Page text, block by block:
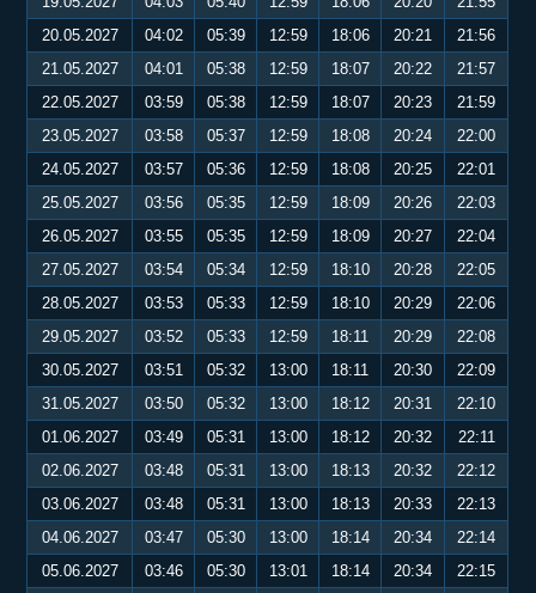
20.05.2027
04:02 05:39 12:59 18:06 20:21
21:56
21.05.2027
04:01 05:38 12:59 18:07 20:22
21:57
22.05.2027
03:59 05:38 12:59 18:07 20:23
21:59
23.05.2027
03:58 05:37 12:59 18:08 20:24
22:00
24.05.2027
03:57 05:36 12:59 18:08 20:25
22:01
25.05.2027
03:56 05:35 12:59 18:09 20:26
22:03
26.05.2027
03:55 05:35 12:59 18:09 20:27
22:04
27.05.2027
03:54 05:34 12:59 18:10 20:28
22:05
28.05.2027
03:53 05:33 12:59 18:10 20:29
22:06
29.05.2027
03:52 05:33 12:59 18:11 20:29
22:08
30.05.2027
03:51 05:32 13:00 18:11 20:30
22:09
31.05.2027
03:50 05:32 13:00 18:12 20:31
22:10
01.06.2027
03:49 05:31 13:00 18:12 20:32
22:11
02.06.2027
03:48 05:31 13:00 18:13 20:32
22:12
03.06.2027
03:48 05:31 13:00 18:13 20:33
22:13
04.06.2027
03:47 05:30 13:00 18:14 20:34
22:14
05.06.2027
03:46 05:30 13:01 18:14 20:34
22:15